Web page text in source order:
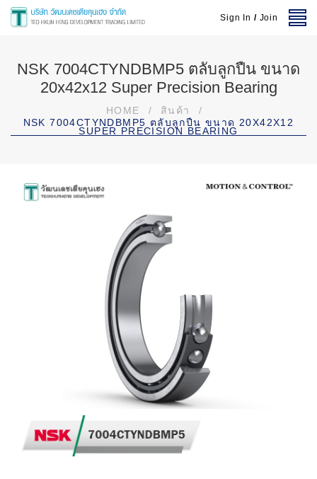
Sign In / Join
NSK 7004CTYNDBMP5 ตลับลูกปืน ขนาด
20x42x12 Super Precision Bearing
HOME / สินค้า
/
NSK 7004CTYNDBMP5 ตลับลูกปืน ขนาด 20X42X12
SUPER PRECISION BEARING